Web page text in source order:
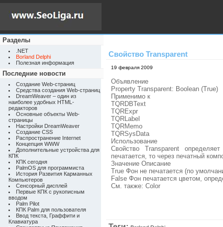
Разделы
.NET
Borland Delphi
Полезная информация
Последние новости
Создание Web-страниц
Средства создания Web-страниц
DreamWeaver – один из
наиболее удобных HTML-
редакторов
Основные объекты Web-
страницы
Настройки DreamWeaver
Создание CSS
Распространение Internet
Концепция WWW
Дополнительные устройства для
КПК
КПК сегодня
PalmOS для программиста
История Развития Карманных
Компьютеров
Сенсорный дисплей
Первые КПК с рукописным
вводом
Palm Pilot
КПК Palm для пользователя
Ввод текста, Граффити и
Клавиатура
Свойство Transparent
19 февраля 2009
Объявление
Property Transparent: Boolean (True)
Применимо к
TQRDBText
TQRExpr
TQRLabel
TQRMemo
TQRSysData
Использование
Свойство Transparent
печатается, то через печатный
Значение Описание
True Фон не печатается (по
False Фон печатается цветом,
См. также: Color